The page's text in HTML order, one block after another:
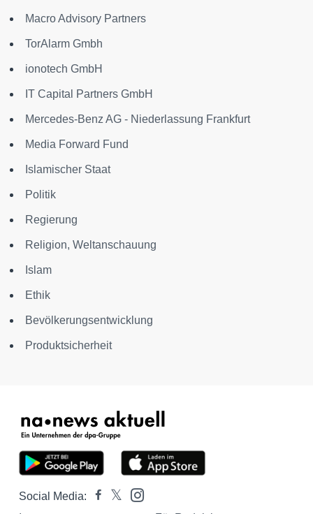
Macro Advisory Partners
TorAlarm Gmbh
ionotech GmbH
IT Capital Partners GmbH
Mercedes-Benz AG - Niederlassung Frankfurt
Media Forward Fund
Islamischer Staat
Politik
Regierung
Religion, Weltanschauung
Islam
Ethik
Bevölkerungsentwicklung
Produktsicherheit
Social Media: